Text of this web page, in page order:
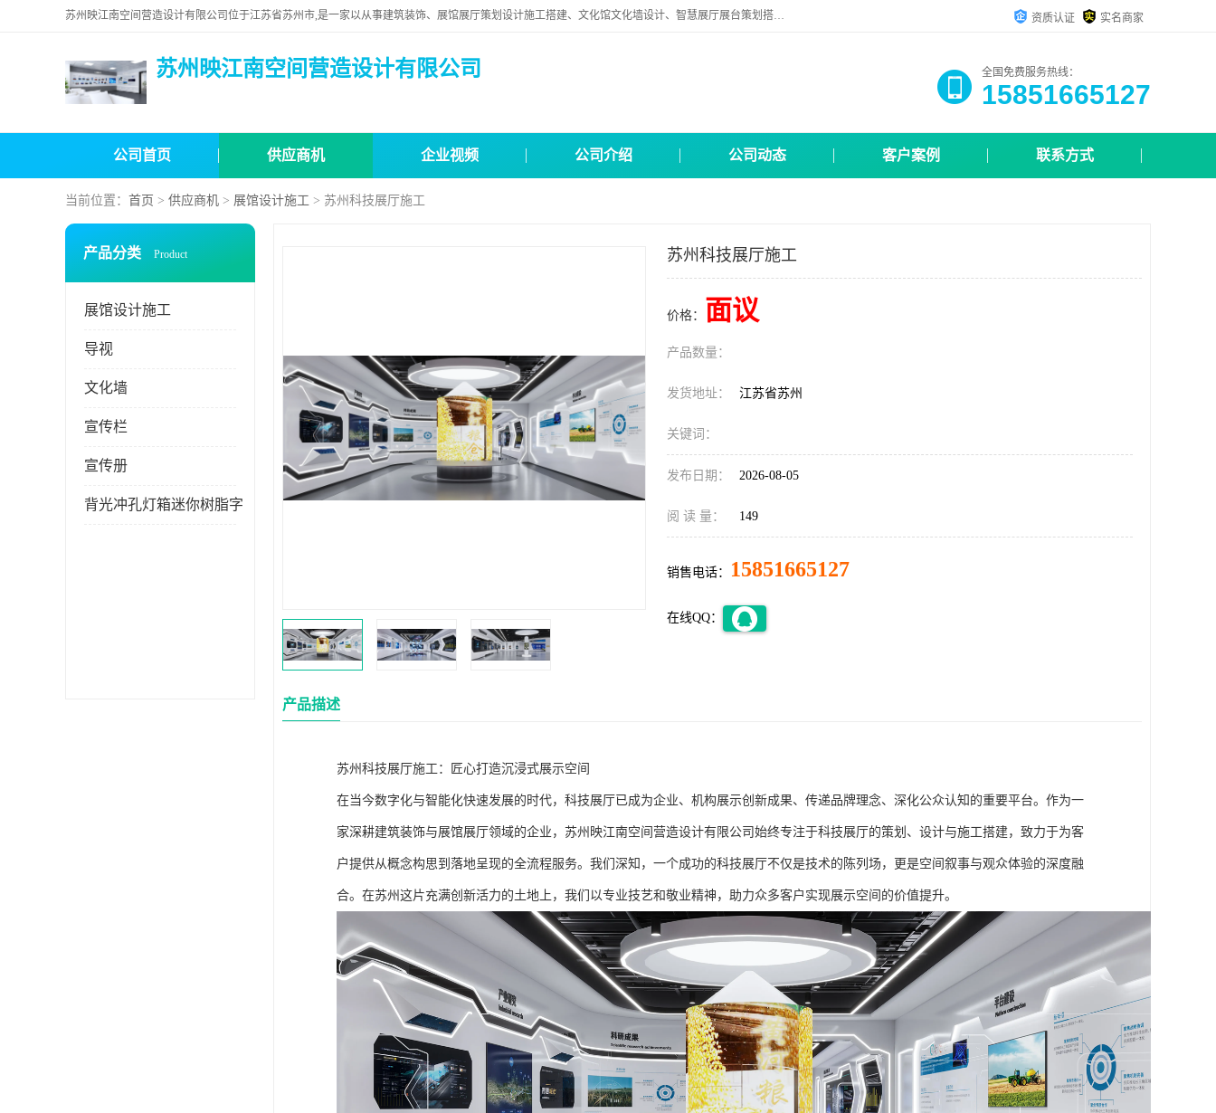
苏州映江南空间营造设计有限公司位于江苏省苏州市,是一家以从事建筑装饰、展馆展厅策划设计施工搭建、文化馆文化墙设计、智慧展厅展台策划搭建和其他建筑装饰装修业为主的企业。 资质认证 实名商家
苏州映江南空间营造设计有限公司 全国免费服务热线：
15851665127
公司首页 供应商机 企业视频 公司介绍 公司动态 客户案例 联系方式
当前位置： 首页 > 供应商机 > 展馆设计施工 > 苏州科技展厅施工
产品分类 Product
展馆设计施工
导视
文化墙
宣传栏
宣传册
背光冲孔灯箱迷你树脂字
苏州科技展厅施工
价格： 面议
产品数量：
发货地址： 江苏省苏州
关键词：
发布日期： 2026-08-05
阅 读 量： 149
销售电话： 15851665127
在线QQ：
产品描述
苏州科技展厅施工：匠心打造沉浸式展示空间
在当今数字化与智能化快速发展的时代，科技展厅已成为企业、机构展示创新成果、传递品牌理念、深化公众认知的重要平台。作为一
家深耕建筑装饰与展馆展厅领域的企业，苏州映江南空间营造设计有限公司始终专注于科技展厅的策划、设计与施工搭建，致力于为客
户提供从概念构思到落地呈现的全流程服务。我们深知，一个成功的科技展厅不仅是技术的陈列场，更是空间叙事与观众体验的深度融
合。在苏州这片充满创新活力的土地上，我们以专业技艺和敬业精神，助力众多客户实现展示空间的价值提升。